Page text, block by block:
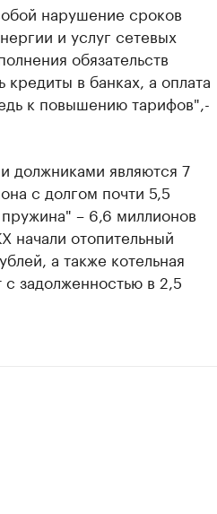
нарушение сроков
и услуг сетевых
обязательств
в банках, а оплата
к повышению тарифов",-
должниками являются 7
с долгом почти 5,5
– 6,6 миллионов
отопительный
а также котельная
задолженностью в 2,5